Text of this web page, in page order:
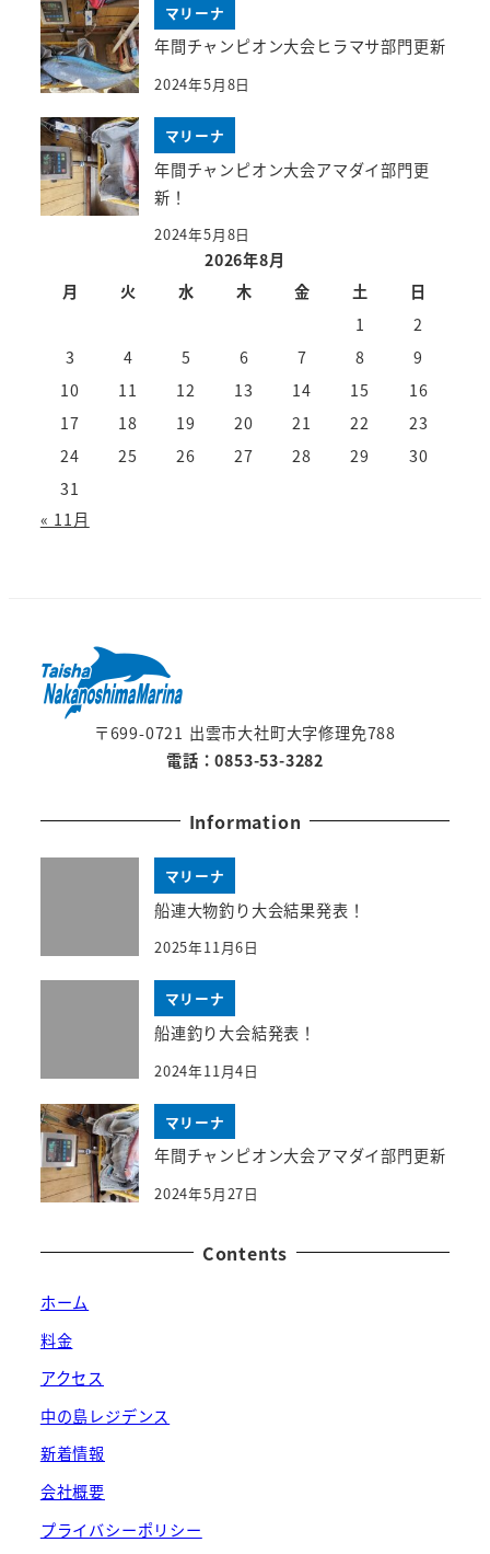
マリーナ
年間チャンピオン大会ヒラマサ部門更新
2024年5月8日
マリーナ
年間チャンピオン大会アマダイ部門更
新！
2024年5月8日
2026年8月
月
火 水 木 金 土
日
1
2
3
4 5 6 7 8
9
10
11 12 13 14 15
16
17
18 19 20 21 22
23
24
25 26 27 28 29
30
31
« 11月
〒699-0721 出雲市大社町大字修理免788
電話：0853-53-3282
Information
マリーナ
船連大物釣り大会結果発表！
2025年11月6日
マリーナ
船連釣り大会結発表！
2024年11月4日
マリーナ
年間チャンピオン大会アマダイ部門更新
2024年5月27日
Contents
ホーム
料金
アクセス
中の島レジデンス
新着情報
会社概要
プライバシーポリシー